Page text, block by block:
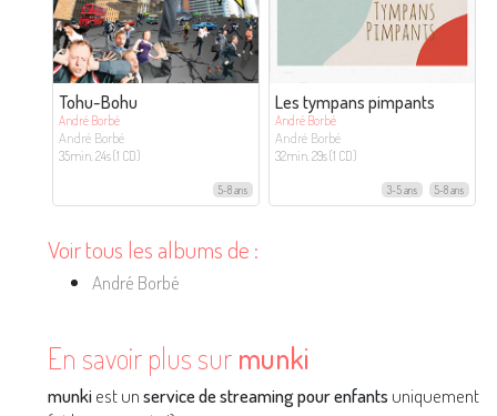
Tohu-Bohu
André Borbé
André Borbé
35min. 24s (1 CD)
5-8 ans
Les tympans pimpants
André Borbé
André Borbé
32min. 29s (1 CD)
3-5 ans 5-8 ans
Voir tous les albums de :
André Borbé
En savoir plus sur munki
munkiest unservice de streaming pour enfants uniquement